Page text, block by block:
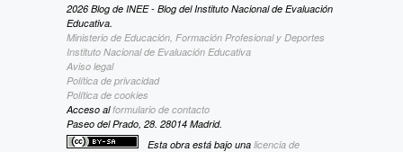
2026 Blog de INEE - Blog del Instituto Nacional de Evaluación
Educativa.
Ministerio de Educación, Formación Profesional y Deportes
Instituto Nacional de Evaluación Educativa
Aviso legal
Política de privacidad
Política de cookies
Acceso alformulario de contacto
Paseo del Prado, 28. 28014 Madrid.
Esta obra está bajo una licencia de